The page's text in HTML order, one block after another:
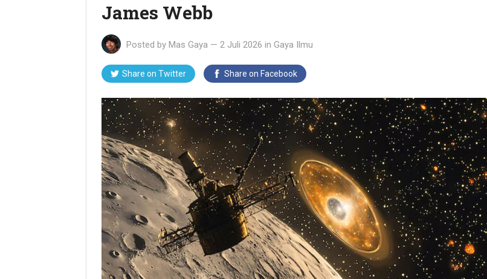
James Webb
Posted by Mas Gaya — 2 Juli 2026 in Gaya Ilmu
Share on Twitter Share on Facebook